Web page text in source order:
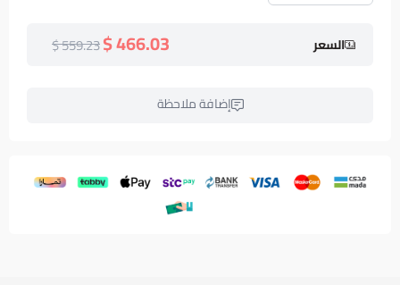
السعر 466.03 $
559.23 $
إضافة ملاحظة